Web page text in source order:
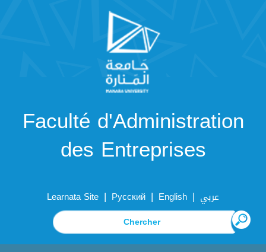
Faculté d'Administration
des Entreprises
Learnata Site | Русский | English | عربي